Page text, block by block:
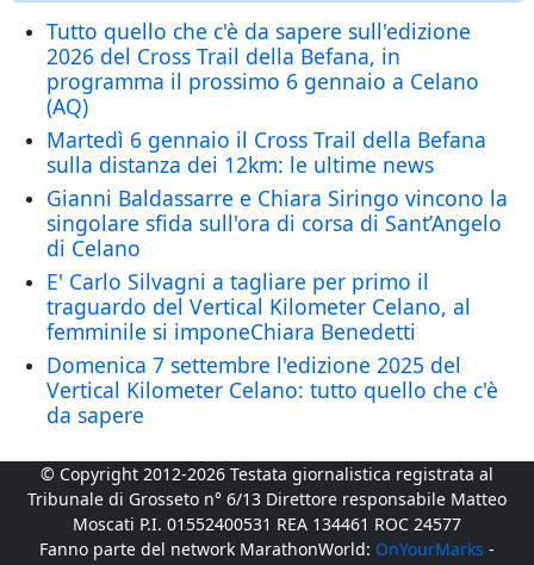
Tutto quello che c'è da sapere sull'edizione
2026 del Cross Trail della Befana, in
programma il prossimo 6 gennaio a Celano
(AQ)
Martedì 6 gennaio il Cross Trail della Befana
sulla distanza dei 12km: le ultime news
Gianni Baldassarre e Chiara Siringo vincono la
singolare sfida sull'ora di corsa di Sant’Angelo
di Celano
E' Carlo Silvagni a tagliare per primo il
traguardo del Vertical Kilometer Celano, al
femminile si imponeChiara Benedetti
Domenica 7 settembre l'edizione 2025 del
Vertical Kilometer Celano: tutto quello che c'è
da sapere
© Copyright 2012-2026 Testata giornalistica registrata al
Tribunale di Grosseto n° 6/13 Direttore responsabile Matteo
Moscati P.I. 01552400531 REA 134461 ROC 24577
Fanno parte del network MarathonWorld: OnYourMarks -